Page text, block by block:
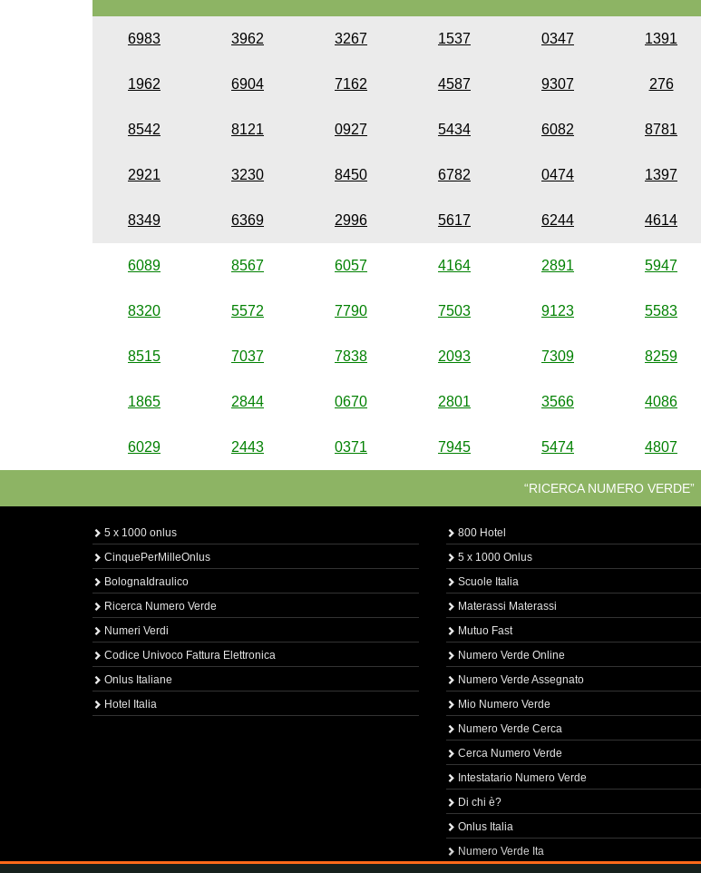
6983 3962 3267 1537 0347 1391
1962 6904 7162 4587 9307 276
8542 8121 0927 5434 6082 8781
2921 3230 8450 6782 0474 1397
8349 6369 2996 5617 6244 4614
6089 8567 6057 4164 2891 5947
8320 5572 7790 7503 9123 5583
8515 7037 7838 2093 7309 8259
1865 2844 0670 2801 3566 4086
6029 2443 0371 7945 5474 4807
“RICERCA NUMERO VERDE”
5 x 1000 onlus
CinquePerMilleOnlus
BolognaIdraulico
Ricerca Numero Verde
Numeri Verdi
Codice Univoco Fattura Elettronica
Onlus Italiane
Hotel Italia
800 Hotel
5 x 1000 Onlus
Scuole Italia
Materassi Materassi
Mutuo Fast
Numero Verde Online
Numero Verde Assegnato
Mio Numero Verde
Numero Verde Cerca
Cerca Numero Verde
Intestatario Numero Verde
Di chi è?
Onlus Italia
Numero Verde Ita